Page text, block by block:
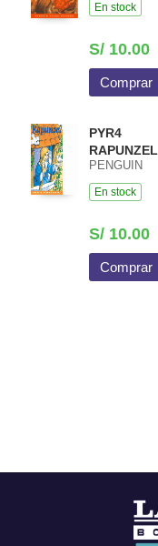
En stock
S/ 10.00
Comprar
PYR4
RAPUNZEL
PENGUIN
En stock
S/ 10.00
Comprar